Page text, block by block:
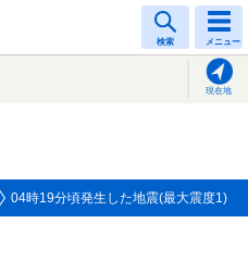
検索 メニュー
現在地
04時19分頃発生した地震(最大震度1)